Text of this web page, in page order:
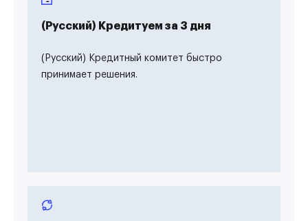
(Русский) Кредитуем за 3 дня
(Русский) Кредитный комитет быстро
принимает решения.